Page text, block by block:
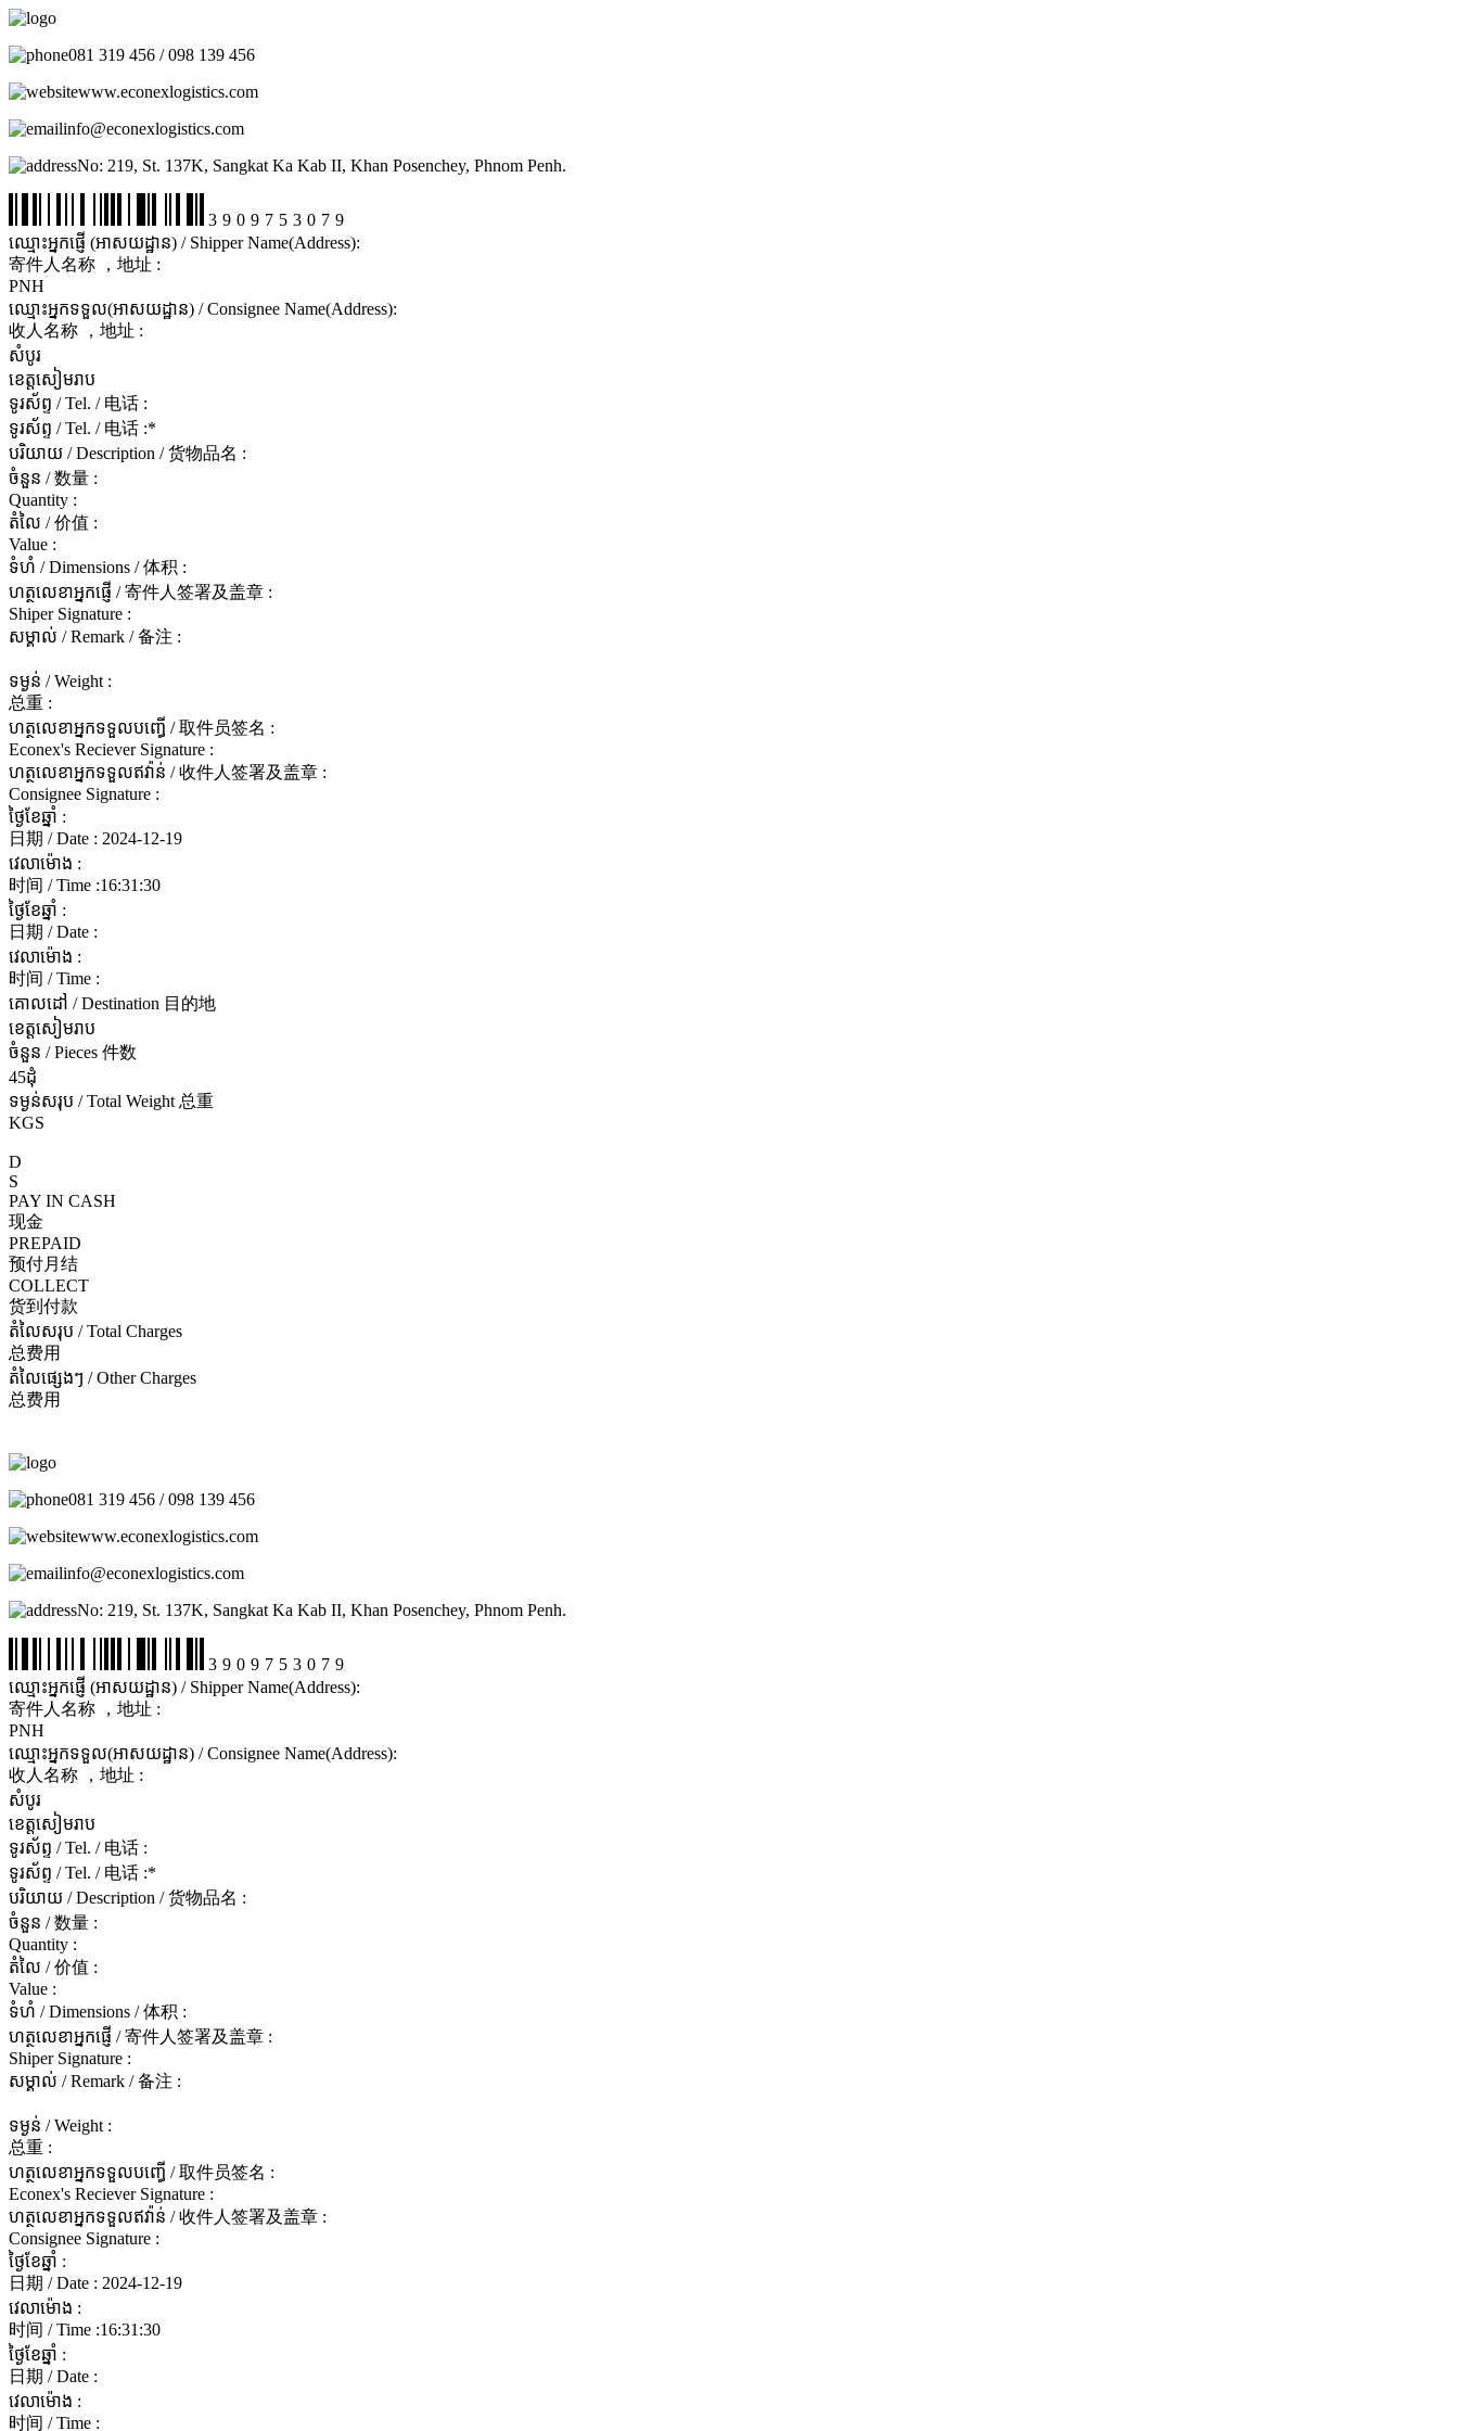
081 319 456 / 098 139 456
www.econexlogistics.com
info@econexlogistics.com
No: 219, St. 137K, Sangkat Ka Kab II, Khan Posenchey, Phnom Penh.
3909753079
ឈ្មោះអ្នកផ្ញើ (អាសយដ្ឋាន) / Shipper Name(Address):
寄件人名称 ，地址 :
PNH
ឈ្មោះអ្នកទទួល(អាសយដ្ឋាន) / Consignee Name(Address):
收人名称 ，地址 :
សំបូរ
ខេត្តសៀមរាប
ទូរស័ព្ទ / Tel. / 电话 :
ទូរស័ព្ទ / Tel. / 电话 :*
បរិយាយ / Description / 货物品名 :
ចំនួន / 数量 :
Quantity :
តំលៃ / 价值 :
Value :
ទំហំ / Dimensions / 体积 :
ហត្ថលេខាអ្នកផ្ញើ / 寄件人签署及盖章 :
Shiper Signature :
សម្គាល់ / Remark / 备注 :
ទម្ងន់ / Weight :
总重 :
ហត្ថលេខាអ្នកទទួលបញ្ធើ / 取件员签名 :
Econex's Reciever Signature :
ហត្ថលេខាអ្នកទទួលឥវ៉ាន់ / 收件人签署及盖章 :
Consignee Signature :
ថ្ងៃខែឆ្នាំ :
日期 / Date : 2024-12-19
វេលាម៉ោង :
时间 / Time :16:31:30
ថ្ងៃខែឆ្នាំ :
日期 / Date :
វេលាម៉ោង :
时间 / Time :
គោលដៅ / Destination 目的地
ខេត្តសៀមរាប
ចំនួន / Pieces 件数
45ដុំ
ទម្ងន់សរុប / Total Weight 总重
KGS
D
S
PAY IN CASH
现金
PREPAID
预付月结
COLLECT
货到付款
តំលៃសរុប / Total Charges
总费用
តំលៃផ្សេងៗ / Other Charges
总费用
081 319 456 / 098 139 456
www.econexlogistics.com
info@econexlogistics.com
No: 219, St. 137K, Sangkat Ka Kab II, Khan Posenchey, Phnom Penh.
3909753079
ឈ្មោះអ្នកផ្ញើ (អាសយដ្ឋាន) / Shipper Name(Address):
寄件人名称 ，地址 :
PNH
ឈ្មោះអ្នកទទួល(អាសយដ្ឋាន) / Consignee Name(Address):
收人名称 ，地址 :
សំបូរ
ខេត្តសៀមរាប
ទូរស័ព្ទ / Tel. / 电话 :
ទូរស័ព្ទ / Tel. / 电话 :*
បរិយាយ / Description / 货物品名 :
ចំនួន / 数量 :
Quantity :
តំលៃ / 价值 :
Value :
ទំហំ / Dimensions / 体积 :
ហត្ថលេខាអ្នកផ្ញើ / 寄件人签署及盖章 :
Shiper Signature :
សម្គាល់ / Remark / 备注 :
ទម្ងន់ / Weight :
总重 :
ហត្ថលេខាអ្នកទទួលបញ្ធើ / 取件员签名 :
Econex's Reciever Signature :
ហត្ថលេខាអ្នកទទួលឥវ៉ាន់ / 收件人签署及盖章 :
Consignee Signature :
ថ្ងៃខែឆ្នាំ :
日期 / Date : 2024-12-19
វេលាម៉ោង :
时间 / Time :16:31:30
ថ្ងៃខែឆ្នាំ :
日期 / Date :
វេលាម៉ោង :
时间 / Time :